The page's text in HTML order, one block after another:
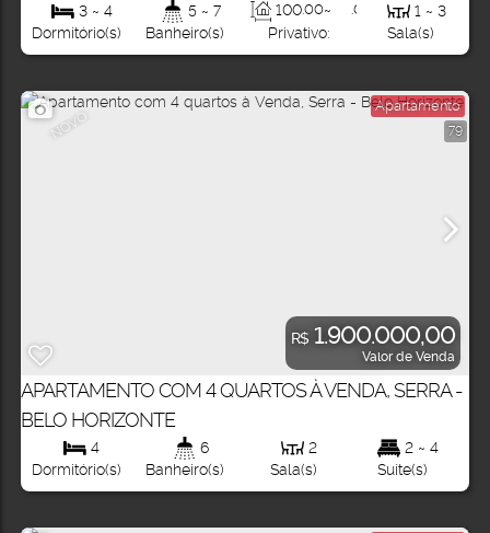
3 ~ 4
Dormitório(s)
5 ~ 7
Banheiro(s)
Privativo:
100.00~
280
.00 m²
1 ~ 3
Sala(s)
NOVO 79
Apartamento
R$ 1.900.000,00
Valor de Venda
APARTAMENTO COM 4 QUARTOS À VENDA, SERRA -
BELO HORIZONTE
4
Dormitório(s)
6
Banheiro(s)
2
Sala(s)
2 ~ 4
Suíte(s)